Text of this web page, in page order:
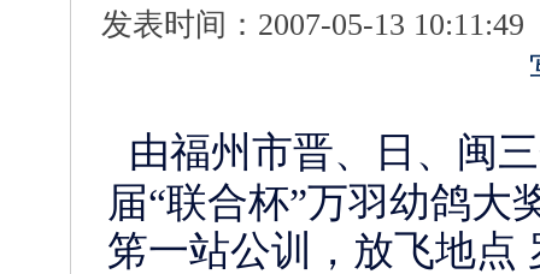
发表时间：2007-05-13
由福州市晋、日、闽
届“联合杯”万羽幼鸽大
笫一站公训，放飞地点